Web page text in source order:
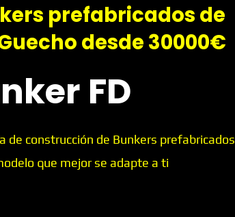
prefabricados de
desde 30000€
FD
de construcción de Bunkers prefabricados
que mejor se adapte a ti